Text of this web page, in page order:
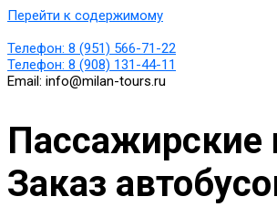
Перейти к содержимому
Телефон: 8 (951) 566-71-22
Телефон: 8 (908) 131-44-11
Email: info@milan-tours.ru
Пассажирские
Заказ